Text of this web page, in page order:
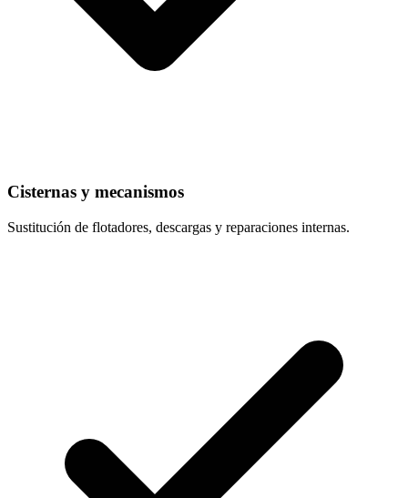
Cisternas y mecanismos
Sustitución de flotadores, descargas y reparaciones internas.